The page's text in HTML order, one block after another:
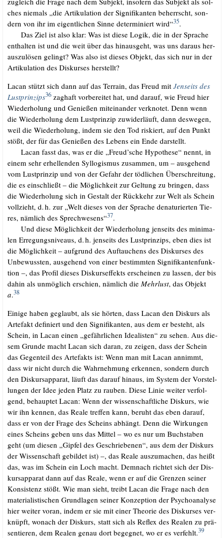
ches nie­mals „die Arti­ku­la­ti­on der Signi­fi­kan­ten beherrscht, son­
dern von ihr im eigent­li­chen Sin­ne deter­mi­niert wird“35.
Das Ziel ist also klar: Was ist die­se Logik, die in der Spra­che
ent­hal­ten ist und die weit über das hin­aus­geht, was uns dar­aus her­
aus­zu­lö­sen gelingt? Was also ist die­ses Objekt, das sich nur in der
Arti­ku­la­ti­on des Dis­kur­ses her­stellt?.
Lacan stützt sich dann auf das Ter­rain, das Freud mit Jen­seits des
Lust­prin­zips36zag­haft vor­be­rei­tet hat, und dar­auf, wie Freud hier
Wie­der­ho­lung und Genie­ßen mit­ein­an­der ver­kno­tet. Denn wenn
die Wie­der­ho­lung dem Lust­prin­zip zuwi­der­läuft, dann des­we­gen,
weil die Wie­der­ho­lung, indem sie den Tod ris­kiert, auf den Punkt
stößt, der für das Genie­ßen des Lebens ein Ende darstellt.
Lacan fasst das, was er die „Freud’sche Hypo­the­se“ nennt, in
einem sehr erhel­len­den Syl­lo­gis­mus zusam­men, um – aus­ge­hend
vom Lust­prin­zip und von der Gefahr der töd­li­chen Über­schrei­tung,
die es ein­schließt – die Mög­lich­keit zur Gel­tung zu brin­gen, dass
die Wie­der­ho­lung sich in Gestalt der Rück­kehr zur Welt als Schein
voll­zieht, d.h. zur „Welt die­ses von der Spra­che dena­tu­rier­ten Tie­
res, näm­lich des Sprech­we­sens“37.
Und die­se Mög­lich­keit der Wie­der­ho­lung jen­seits des mini­ma­
len Erre­gungs­ni­veaus, d.h. jen­seits des Lust­prin­zips, eben dies ist
die Mög­lich­keit – auf­grund des Auf­tau­chens des Dis­kur­ses des
Unbe­wuss­ten, aus­ge­hend von einer bestimm­ten Signi­fi­kan­ten­funk­
ti­on –, das Pro­fil die­ses Dis­kurs­ef­fekts erschei­nen zu las­sen, der bis
dahin als unmög­lich erschien, näm­lich die Mehr­lust, das Objekt
a.38.
Eini­ge haben geglaubt, als sie hör­ten, dass Lacan den Dis­kurs als
Arte­fakt defi­niert und den Signi­fi­kan­ten, aus dem er besteht, als
Schein, in Lacan einen „gefähr­li­chen Idea­lis­ten“ zu sehen. Aus die­
sem Grun­de macht Lacan sich dar­an, zu zei­gen, dass der Schein
das Gegen­teil des Arte­fakts ist: Wenn man mit Lacan annimmt,
dass wir nicht durch die Wahr­neh­mung erken­nen, son­dern durch
den Dis­kurs­ap­pa­rat, läuft das dar­auf hin­aus, im Sys­tem der Vor­stel­
lun­gen der Idee jeden Platz zu rau­ben. Die­se Linie wei­ter ver­fol­
gend, behaup­tet Lacan: Wenn der wis­sen­schaft­li­che Dis­kurs, wie
wir ihn ken­nen, das Rea­le tref­fen kann, beruht das eben dar­auf,
dass er von der Fra­ge des Scheins abhängt. Denn die Wir­kun­gen
eines Scheins geben uns das Mit­tel – wo es nur um Buch­sta­ben
geht (um die­sen „Gip­fel des Geschrie­be­nen“, aus dem der Dis­kurs
der Wis­sen­schaft gebil­det ist) –, das Rea­le aus­zu­ma­chen, das heißt
das, was im Schein ein Loch macht. Dem­nach rich­tet sich der Dis­
kurs­ap­pa­rat dann auf das Rea­le, wenn er auf die Gren­zen sei­ner
Kon­sis­tenz stößt. Wie man sieht, treibt Lacan die Fra­ge nach den
mate­ria­lis­ti­schen Grund­la­gen sei­ner Kon­zep­ti­on der Psy­cho­ana­ly­se
hier wei­ter vor­an, indem er sie mit einer Theo­rie des Dis­kur­ses ver­
knüpft, wonach der Dis­kurs, statt sich als Reflex des Rea­len zu prä­
sen­tie­ren, dem Rea­len genau dort begeg­net, wo er es ver­fehlt.39